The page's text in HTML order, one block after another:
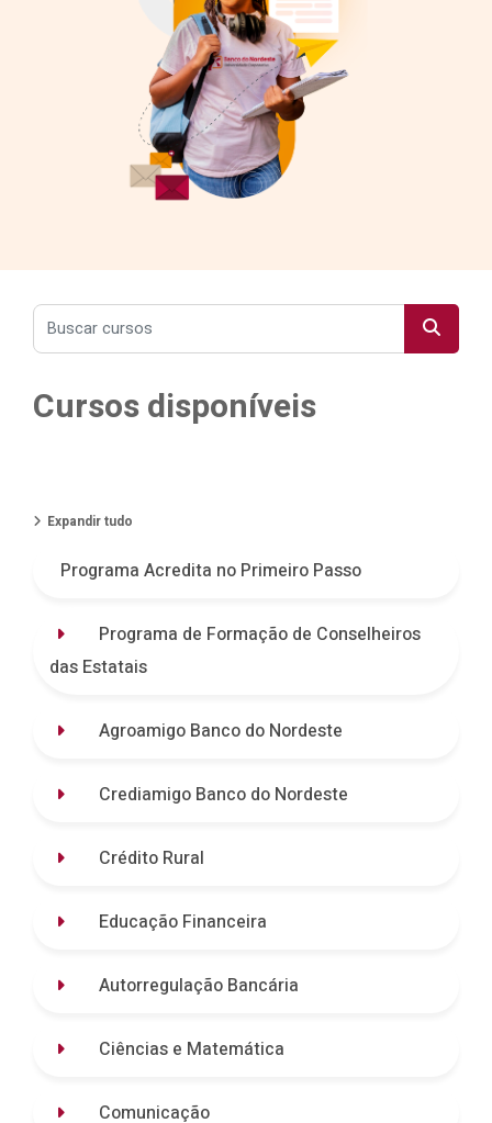
Buscar cursos
Buscar
Cursos disponíveis
Expandir tudo
Programa Acredita no Primeiro Passo
Programa de Formação de Conselheiros
das Estatais
Agroamigo Banco do Nordeste
Crediamigo Banco do Nordeste
Crédito Rural
Educação Financeira
Autorregulação Bancária
Ciências e Matemática
Comunicação